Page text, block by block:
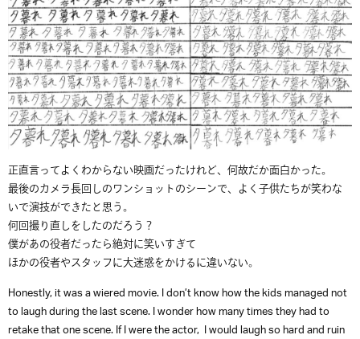
正直言ってよくわからない映画だったけれど、何故だか面白かった。
最後のカメラ長回しのワンショットのシーンで、よく子供たちが笑わな
いで演技ができたと思う。
何回撮り直しをしたのだろう？
僕があの役者だったら絶対に笑いすぎて
ほかの役者やスタッフに大迷惑をかけるに違いない。
Honestly, it was a wiered movie. I don’t know how the kids managed not
to laugh during the last scene. I wonder how many times they had to
retake that one scene. If I were the actor, I would laugh so hard and ruin